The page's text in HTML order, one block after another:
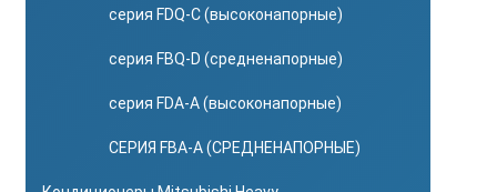
серия FDQ-C (высоконапорные)
серия FBQ-D (средненапорные)
серия FDA-A (высоконапорные)
СЕРИЯ FBA-A (СРЕДНЕНАПОРНЫЕ)